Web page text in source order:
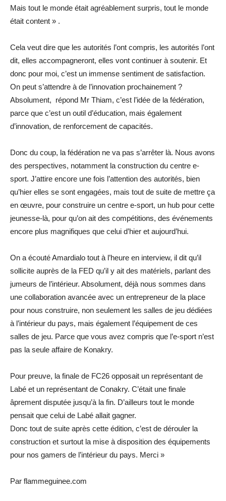
Mais tout le monde était agréablement surpris, tout le monde
était content » .
Cela veut dire que les autorités l’ont compris, les autorités l’ont
dit, elles accompagneront, elles vont continuer à soutenir. Et
donc pour moi, c’est un immense sentiment de satisfaction.
On peut s’attendre à de l’innovation prochainement ?
Absolument, répond Mr Thiam, c’est l’idée de la fédération,
parce que c’est un outil d’éducation, mais également
d’innovation, de renforcement de capacités.
Donc du coup, la fédération ne va pas s’arrêter là. Nous avons
des perspectives, notamment la construction du centre e-
sport. J’attire encore une fois l’attention des autorités, bien
qu’hier elles se sont engagées, mais tout de suite de mettre ça
en œuvre, pour construire un centre e-sport, un hub pour cette
jeunesse-là, pour qu’on ait des compétitions, des événements
encore plus magnifiques que celui d’hier et aujourd’hui.
On a écouté Amardialo tout à l’heure en interview, il dit qu’il
sollicite auprès de la FED qu’il y ait des matériels, parlant des
jumeurs de l’intérieur. Absolument, déjà nous sommes dans
une collaboration avancée avec un entrepreneur de la place
pour nous construire, non seulement les salles de jeu dédiées
à l’intérieur du pays, mais également l’équipement de ces
salles de jeu. Parce que vous avez compris que l’e-sport n’est
pas la seule affaire de Konakry.
Pour preuve, la finale de FC26 opposait un représentant de
Labé et un représentant de Conakry. C’était une finale
âprement disputée jusqu’à la fin. D’ailleurs tout le monde
pensait que celui de Labé allait gagner.
Donc tout de suite après cette édition, c’est de dérouler la
construction et surtout la mise à disposition des équipements
pour nos gamers de l’intérieur du pays. Merci »
Par flammeguinee.com